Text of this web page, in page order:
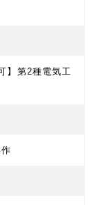
】第2種電気工